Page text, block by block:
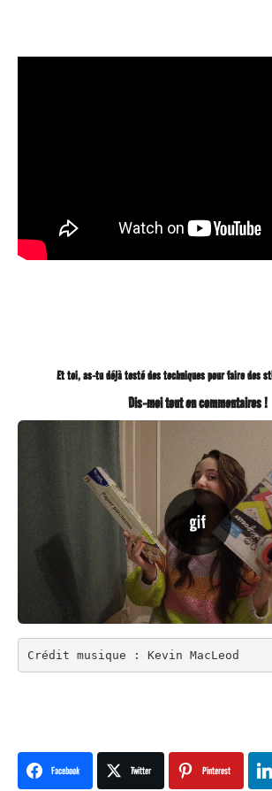
Et toi, as-tu déjà testé des techniques pour faire des
Dis-moi tout en commentaires !
Crédit musique : Kevin MacLeod
Facebook Twitter Pinterest